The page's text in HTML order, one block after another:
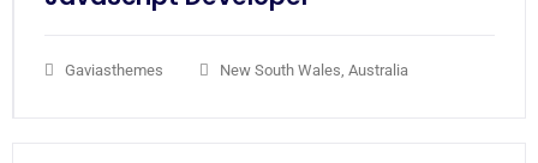
Gaviasthemes New South Wales, Australia